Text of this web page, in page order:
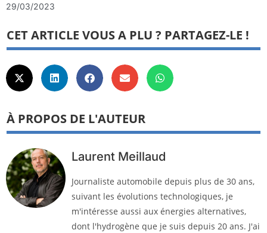
29/03/2023
CET ARTICLE VOUS A PLU ? PARTAGEZ-LE !
À PROPOS DE L'AUTEUR
Laurent Meillaud
Journaliste automobile depuis plus de 30 ans,
suivant les évolutions technologiques, je
m'intéresse aussi aux énergies alternatives,
dont l'hydrogène que je suis depuis 20 ans. J'ai